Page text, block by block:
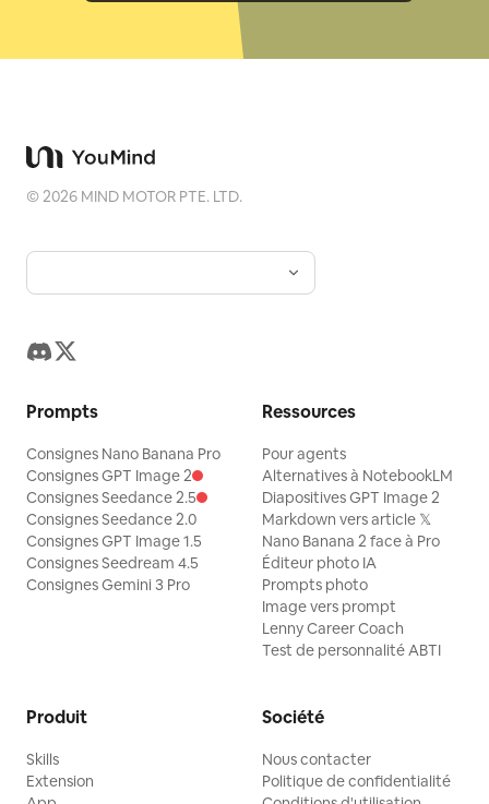
©2026 MIND MOTOR PTE. LTD.
Prompts
Consignes Nano Banana Pro
Consignes GPT Image 2
Consignes Seedance 2.5
Consignes Seedance 2.0
Consignes GPT Image 1.5
Consignes Seedream 4.5
Consignes Gemini 3 Pro
Ressources
Pour agents
Alternatives à NotebookLM
Diapositives GPT Image 2
Markdown vers article 𝕏
Nano Banana 2 face à Pro
Éditeur photo IA
Prompts photo
Image vers prompt
Lenny Career Coach
Test de personnalité ABTI
Produit
Skills
Extension
Société
Nous contacter
Politique de confidentialité